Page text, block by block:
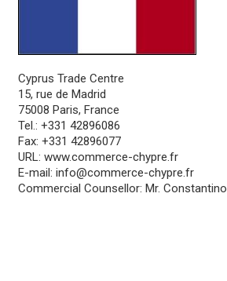
Cyprus Trade Centre
15, rue de Madrid
75008 Paris, France
Tel.: +331 42896086
Fax: +331 42896077
URL:www.commerce-chypre.fr
E-mail:info@commerce-chypre.fr
Commercial Counsellor: Mr.